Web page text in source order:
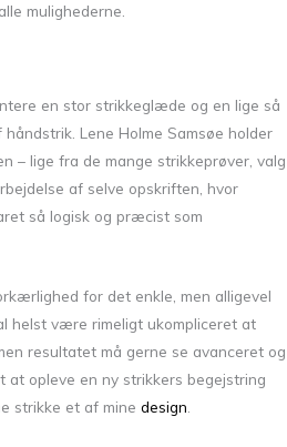
mulighederne.
en stor strikkeglæde og en lige så
Lene Holme Samsøe holder
– lige fra de mange strikkeprøver, valg
af selve opskriften, hvor
så logisk og præcist som
for det enkle, men alligevel
helst være rimeligt ukompliceret at
resultatet må gerne se avanceret og
at opleve en ny strikkers begejstring
strikke et af mine design